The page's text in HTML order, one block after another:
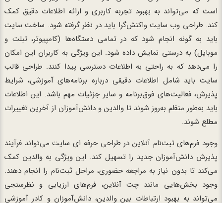
است که می‌تواند به بهبود تجربه کاربری و ارائه اطلاعات دقیق کمک
کند. طراحی وب سایت واکنش‌گرا باید در نظر گرفته شود. ساخت سایت
باید به گونه انجام شود که در تمامی دستگاه‌ها (کامپیوتر، تبلت و
موبایل) به درستی نمایش داده شود. این ویژگی به کاربران این امکان
را می‌دهد که به راحتی به اطلاعات دسترسی پیدا کنند. طراحی قالب
سایت باید شامل اطلاعات دقیقی درباره برنامه‌های آموزشی، شرایط
پذیرش، فعالیت‌های فوق‌برنامه و سایر جزئیات مهم باشد. این اطلاعات
باید به‌طور منظم به‌روز شوند تا والدین و دانش‌آموزان از آخرین تغییرات
مطلع شوند.
وجود فرم‌های ثبت‌نام آنلاین در طراحی حرفه ای سایت می‌تواند فرآیند
پذیرش دانش‌آموزان جدید را تسهیل کند. این ویژگی به والدین کمک
می‌کند تا بدون نیاز به مراجعه حضوری، مراحل ثبت‌نام را انجام دهند.
وجود بخش‌هایی مانند چت آنلاین، فرم‌های ارزیابی و نظرسنجی
می‌تواند به بهبود ارتباطات بین والدین، دانش‌آموزان و کادر آموزشی